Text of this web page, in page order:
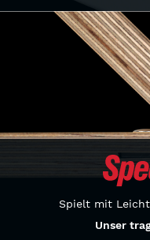
Spielt mit
Unser